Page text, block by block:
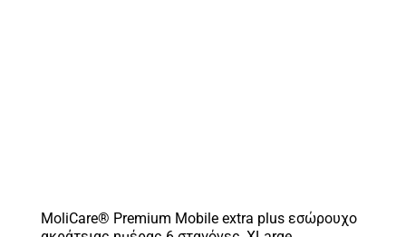
MoliCare® Premium Mobile extra plus εσώρουχο